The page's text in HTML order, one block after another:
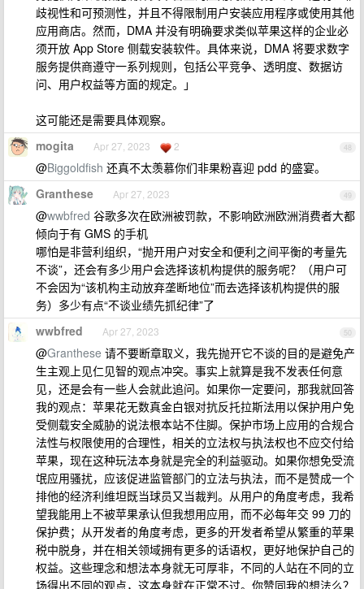
歧视性和可预测性，并且不得限制用户安装应用程序或使用其他
应用商店。然而，DMA 并没有明确要求类似苹果这样的企业必
须开放 App Store 侧载安装软件。具体来说，DMA 将要求数字
服务提供商遵守一系列规则，包括公平竞争、透明度、数据访
问、用户权益等方面的规定。」
这可能还是需要具体观察。
48
mogita Apr 27, 2023 2
@Biggoldfish 还真不太羡慕你们非果粉喜迎 pdd 的盛宴。
49
Granthese Apr 27, 2023
@wwbfred 谷歌多次在欧洲被罚款，不影响欧洲欧洲消费者大都
倾向于有 GMS 的手机
哪怕是非营利组织，“抛开用户对安全和便利之间平衡的考量先
不谈”，还会有多少用户会选择该机构提供的服务呢？（用户可
不会因为“该机构主动放弃垄断地位”而去选择该机构提供的服
务）多少有点“不谈业绩先抓纪律”了
50
wwbfred Apr 27, 2023
@Granthese 请不要断章取义，我先抛开它不谈的目的是避免产
生主观上见仁见智的观点冲突。事实上就算是我不发表任何意
见，还是会有一些人会就此追问。如果你一定要问，那我就回答
我的观点：苹果花无数真金白银对抗反托拉斯法用以保护用户免
受侧载安全威胁的说法根本站不住脚。保护市场上应用的合规合
法性与权限使用的合理性，相关的立法权与执法权也不应交付给
苹果，现在这种玩法本身就是完全的利益驱动。如果你想免受流
氓应用骚扰，应该促进监管部门的立法与执法，而不是赞成一个
排他的经济利维坦既当球员又当裁判。从用户的角度考虑，我希
望我能用上不被苹果承认但我想用应用，而不必每年交 99 刀的
保护费；从开发者的角度考虑，更多的开发者希望从繁重的苹果
税中脱身，并在相关领域拥有更多的话语权，更好地保护自己的
权益。这些理念和想法本身就无可厚非，不同的人站在不同的立
场得出不同的观点，这本身就在正常不过。你赞同我的想法么？